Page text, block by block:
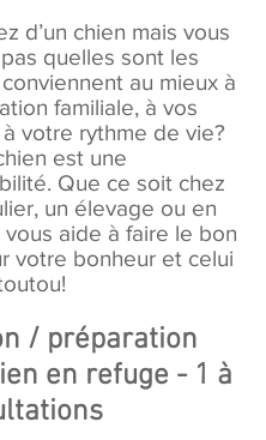
d’un chien mais vous
quelles sont les
au mieux à
familiale, à vos
votre rythme de vie?
est une
Que ce soit chez
un élevage ou en
vous aide à faire le bon
votre bonheur et celui
/ préparation
en refuge - 1 à